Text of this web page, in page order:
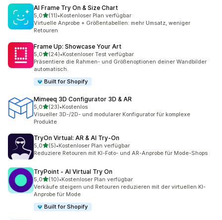
AI Frame Try On & Size Chart
5,0von 5 Sternen
(11)
11 Rezensionen insgesamt
•Kostenloser Plan verfügbar
Virtuelle Anprobe + Größentabellen: mehr Umsatz, weniger
Retouren
Frame Up: Showcase Your Art
5,0von 5 Sternen
(24)
24 Rezensionen insgesamt
•Kostenloser Test verfügbar
Präsentiere die Rahmen- und Größenoptionen deiner Wandbilder
automatisch.
Built for Shopify
Mimeeq 3D Configurator 3D & AR
5,0von 5 Sternen
(23)
23 Rezensionen insgesamt
•Kostenlos
Visueller 3D-/2D- und modularer Konfigurator für komplexe
Produkte
TryOn Virtual: AR & AI Try‑On
5,0von 5 Sternen
(5)
5 Rezensionen insgesamt
•Kostenloser Plan verfügbar
Reduziere Retouren mit KI-Foto- und AR-Anprobe für Mode-Shops
TryPoint ‑ AI Virtual Try On
5,0von 5 Sternen
(10)
10 Rezensionen insgesamt
•Kostenloser Plan verfügbar
Verkäufe steigern und Retouren reduzieren mit der virtuellen KI-
Anprobe für Mode
Built for Shopify